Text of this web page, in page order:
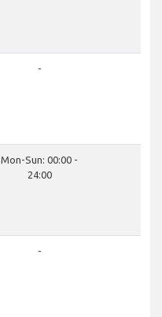
-
Mon-Sun: 00:00 -
24:00
-